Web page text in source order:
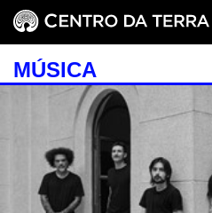
MÚSICA